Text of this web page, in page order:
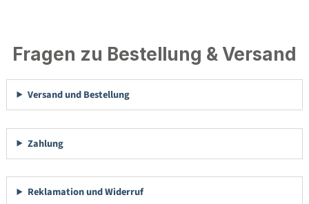
Fragen zu Bestellung & Versand
Versand und Bestellung
Zahlung
Reklamation und Widerruf